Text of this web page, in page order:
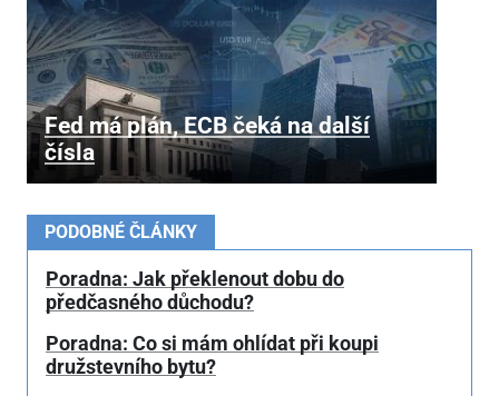
Fed má plán, ECB čeká na další
čísla
PODOBNÉ ČLÁNKY
Poradna: Jak překlenout dobu do
předčasného důchodu?
Poradna: Co si mám ohlídat při koupi
družstevního bytu?